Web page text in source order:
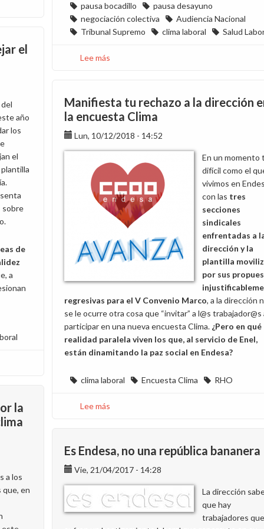
pausa bocadillo
pausa desayuno
negociación colectiva
Audiencia Nacional
Tribunal Supremo
clima laboral Salud
Lee más
ante
el
Tribunal
Supremo
la
sentencia
desestima
la
demanda
sobre
la
pausa
el
año
los
el
sobre
de
a
Manifiesta tu rechazo a la dirección
la encuesta Clima
Lun, 10/12/2018 - 14:52
En un momento
difícil como el
vivimos en
con las tres
secciones
sindicales
enfrentadas a
dirección y la
plantilla
por sus
regresivas para el V Convenio Marco, a la dirección
se le ocurre otra cosa que “invitar” a l@s trabajador@s
participar en una nueva encuesta Clima. ¿Pero en qué
realidad paralela viven los que, al servicio de Enel,
están dinamitando la paz social en Endesa?
clima laboral Encuesta Clima RHO
Lee más
a
la
dirección
en
la
la
a los
que, en
Es Endesa, no una república bananera
Vie, 21/04/2017 - 14:28
La dirección
que hay
trabajadores que